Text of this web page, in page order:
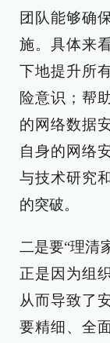
团队能够确
施。具体来
下地提升所
险意识；帮
的网络数据
自身的网络
与技术研究
的突破。
二是要“理清
正是因为组
从而导致了
要精细、全